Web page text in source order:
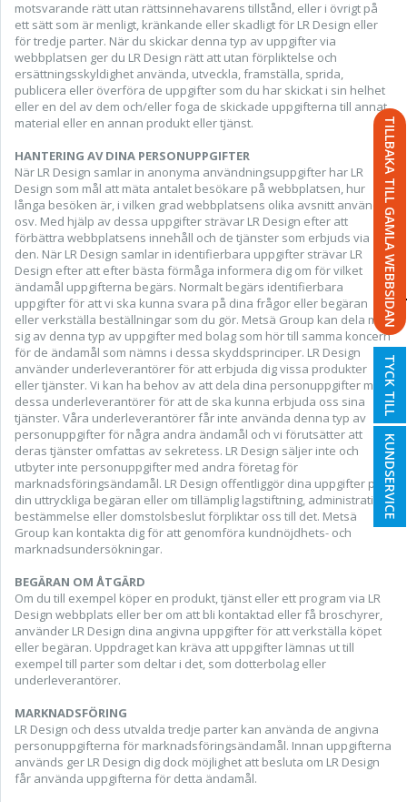
TILLBAKA TILL GAMLA WEBBSIDAN
TYCK TILL
KUNDSERVICE
motsvarande rätt utan rättsinnehavarens tillstånd, eller i övrigt på
ett sätt som är menligt, kränkande eller skadligt för LR Design eller
för tredje parter. När du skickar denna typ av uppgifter via
webbplatsen ger du LR Design rätt att utan förpliktelse och
ersättningsskyldighet använda, utveckla, framställa, sprida,
publicera eller överföra de uppgifter som du har skickat i sin helhet
eller en del av dem och/eller foga de skickade uppgifterna till annat
material eller en annan produkt eller tjänst.
HANTERING AV DINA PERSONUPPGIFTER
När LR Design samlar in anonyma användningsuppgifter har LR
Design som mål att mäta antalet besökare på webbplatsen, hur
långa besöken är, i vilken grad webbplatsens olika avsnitt används
osv. Med hjälp av dessa uppgifter strävar LR Design efter att
förbättra webbplatsens innehåll och de tjänster som erbjuds via
den. När LR Design samlar in identifierbara uppgifter strävar LR
Design efter att efter bästa förmåga informera dig om för vilket
ändamål uppgifterna begärs. Normalt begärs identifierbara
uppgifter för att vi ska kunna svara på dina frågor eller begäran
eller verkställa beställningar som du gör. Metsä Group kan dela med
sig av denna typ av uppgifter med bolag som hör till samma koncern
för de ändamål som nämns i dessa skyddsprinciper. LR Design
använder underleverantörer för att erbjuda dig vissa produkter
eller tjänster. Vi kan ha behov av att dela dina personuppgifter med
dessa underleverantörer för att de ska kunna erbjuda oss sina
tjänster. Våra underleverantörer får inte använda denna typ av
personuppgifter för några andra ändamål och vi förutsätter att
deras tjänster omfattas av sekretess. LR Design säljer inte och
utbyter inte personuppgifter med andra företag för
marknadsföringsändamål. LR Design offentliggör dina uppgifter på
din uttryckliga begäran eller om tillämplig lagstiftning, administrativ
bestämmelse eller domstolsbeslut förpliktar oss till det. Metsä
Group kan kontakta dig för att genomföra kundnöjdhets- och
marknadsundersökningar.
BEGÄRAN OM ÅTGÄRD
Om du till exempel köper en produkt, tjänst eller ett program via LR
Design webbplats eller ber om att bli kontaktad eller få broschyrer,
använder LR Design dina angivna uppgifter för att verkställa köpet
eller begäran. Uppdraget kan kräva att uppgifter lämnas ut till
exempel till parter som deltar i det, som dotterbolag eller
underleverantörer.
MARKNADSFÖRING
LR Design och dess utvalda tredje parter kan använda de angivna
personuppgifterna för marknadsföringsändamål. Innan uppgifterna
används ger LR Design dig dock möjlighet att besluta om LR Design
får använda uppgifterna för detta ändamål.